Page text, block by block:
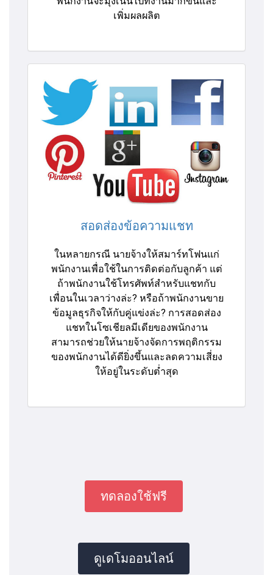
เพิ่มผลผลิต
สอดส่องข้อความแชท
ในหลายกรณี นายจ้างให้สมาร์ทโฟนแก่
พนักงานเพื่อใช้ในการติดต่อกับลูกค้า แต่
ถ้าพนักงานใช้โทรศัพท์สำหรับแชทกับ
เพื่อนในเวลาว่างล่ะ? หรือถ้าพนักงานขาย
ข้อมูลธุรกิจให้กับคู่แข่งล่ะ? การสอดส่อง
แชทในโซเชียลมีเดียของพนักงาน
สามารถช่วยให้นายจ้างจัดการพฤติกรรม
ของพนักงานได้ดียิ่งขึ้นและลดความเสี่ยง
ให้อยู่ในระดับต่ำสุด
ทดลองใช้ฟรี
ดูเดโมออนไลน์